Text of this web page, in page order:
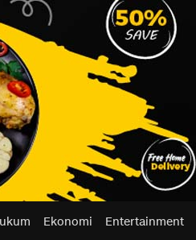
Ekonomi Entertainment